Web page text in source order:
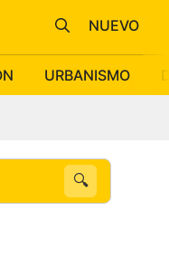
URBANISMO
NUEVO
🔍